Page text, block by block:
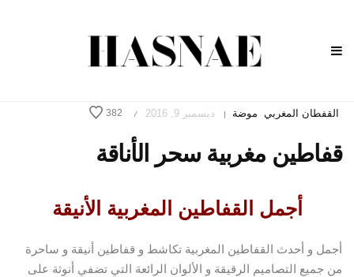
القفطان المغربي موضة | ديسمبر 9, 2016 /
382
قفاطين مغربية سحر الأناقة
أجمل القفاطين المغربية الأنيقة
أجمل و أحدث القفاطين المغربية تكاشط و قفاطين أنيقة و ساحرة
من جميع التصاميم الرقيقة و الألوان الرائعة التي تضفي أنوثة على